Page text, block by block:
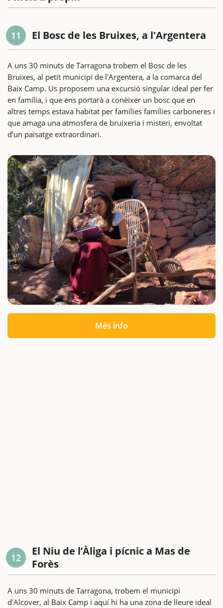
11 El Bosc de les Bruixes, a l'Argentera
A uns 30 minuts de Tarragona trobem el Bosc de les
Bruixes, al petit municipi de l'Argentera, a la comarca del
Baix Camp. Us proposem una excursió singular ideal per fer
en família, i que ens portarà a conèixer un bosc que en
altres temps estava habitat per famílies famílies carboneres i
que amaga una atmosfera de bruixeria i misteri, envoltat
d’un paisatge extraordinari.
Més info
12
El Niu de l’Àliga i pícnic a Mas de
Forès
A uns 30 minuts de Tarragona, trobem el municipi
d'Alcover, al Baix Camp i aquí hi ha una zona de lleure ideal